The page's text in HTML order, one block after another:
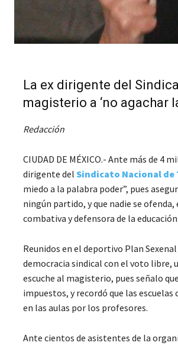
La ex dirigente del
magisterio a ‘no agachar
Redacción
CIUDAD DE MÉXICO.- Ante más de 4
dirigente del Sindicato Nacional de
miedo a la palabra poder”, pues
ningún partido, y que nadie se
combativa y defensora de la
Reunidos en el deportivo Plan
democracia sindical con el voto libre,
escuche al magisterio, pues señalo
impuestos, y recordó que las
en las aulas por los profesores.
Ante cientos de asistentes de la